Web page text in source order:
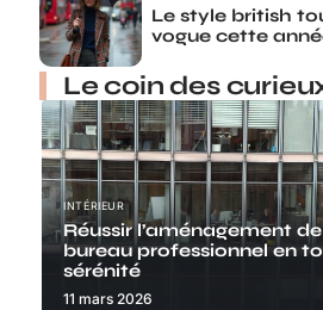
Le style british
vogue cette
Le coin des
INTÉRIEUR
Réussir l’aménagement
bureau professionnel en
sérénité
11 mars 2026